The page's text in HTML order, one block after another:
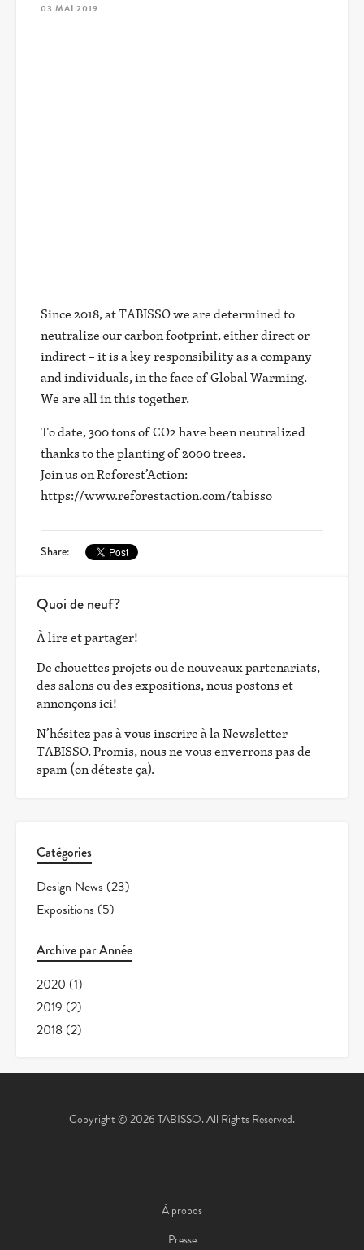
03 MAI 2019
Since 2018, at TABISSO we are determined to
neutralize our carbon footprint, either direct or
indirect – it is a key responsibility as a company
and individuals, in the face of Global Warming.
We are all in this together.
To date, 300 tons of CO2 have been neutralized
thanks to the planting of 2000 trees.
Join us on Reforest’Action:
https://www.reforestaction.com/tabisso
Share:
Quoi de neuf?
À lire et partager!
De chouettes projets ou de nouveaux partenariats,
des salons ou des expositions, nous postons et
annonçons ici!
N’hésitez pas à vous inscrire à la Newsletter
TABISSO. Promis, nous ne vous enverrons pas de
spam (on déteste ça).
Catégories
Design News (23)
Expositions (5)
Archive par Année
2020 (1)
2019 (2)
2018 (2)
Copyright © 2026 TABISSO. All Rights Reserved.
À propos
Presse